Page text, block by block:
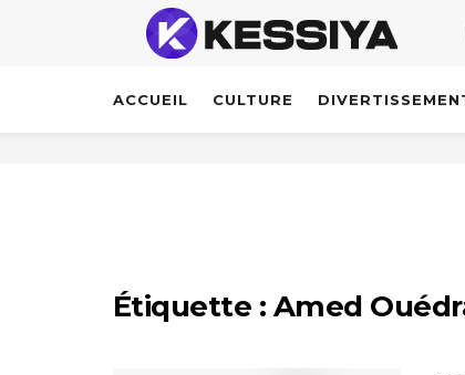
ACCUEIL CULTURE
Étiquette : Amed